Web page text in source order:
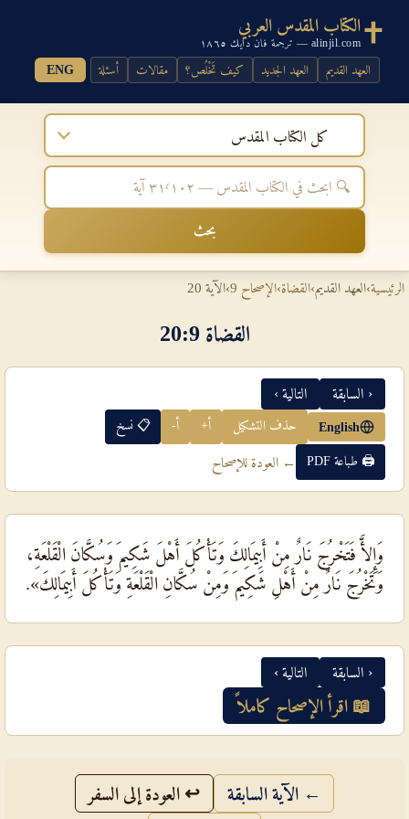
الكتاب المقدس العربي
alinjil.com — ترجمة فان دايك ١٨٦٥
العهد القديم العهد الجديد كيف تَخْلُص؟ مقالات أسئلة ENG
كل الكتاب المقدس
بحث
الرئيسية›العهد القديم›القضاة›الإصحاح 9 ›الآية 20
القضاة 9‏:‏20
‹ السابقة التالية ›
English حذف التشكيل أ+ أ- 📋 نسخ
🖨 طباعة PDF ← العودة للإصحاح
وَإِلأَّ فَتَخْرُجَ نَارٌ مِنْ أَبِيمَالِكَ وَتَأْكُلَ أَهْلَ شَكِيمَ وَسُكَّانَ الْقَلْعَةِ،
وَتَخْرُجَ نَارٌ مِنْ أَهْلِ شَكِيمَ وَمِنْ سُكَّانِ الْقَلْعَةِ وَتَأْكُلَ أَبِيمَالِكَ».
‹ السابقة التالية ›
📖 اقرأ الإصحاح كاملاً
← الآية السابقة ↩ العودة إلى السفر